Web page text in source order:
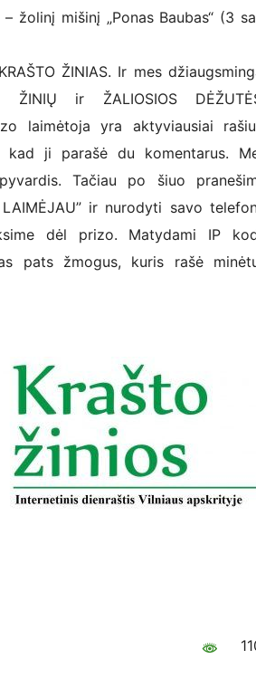
žolinį mišinį „Ponas Baubas“ (3
ŽINIAS. Ir mes
ir ŽALIOSIOS
laimėtoja yra aktyviausiai
kad ji parašė du komentarus.
Tačiau po šiuo
ir nurodyti savo
dėl prizo. Matydami IP
pats žmogus, kuris rašė